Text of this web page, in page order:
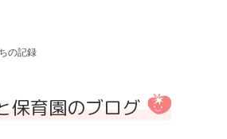
の記録
保育園のブログ